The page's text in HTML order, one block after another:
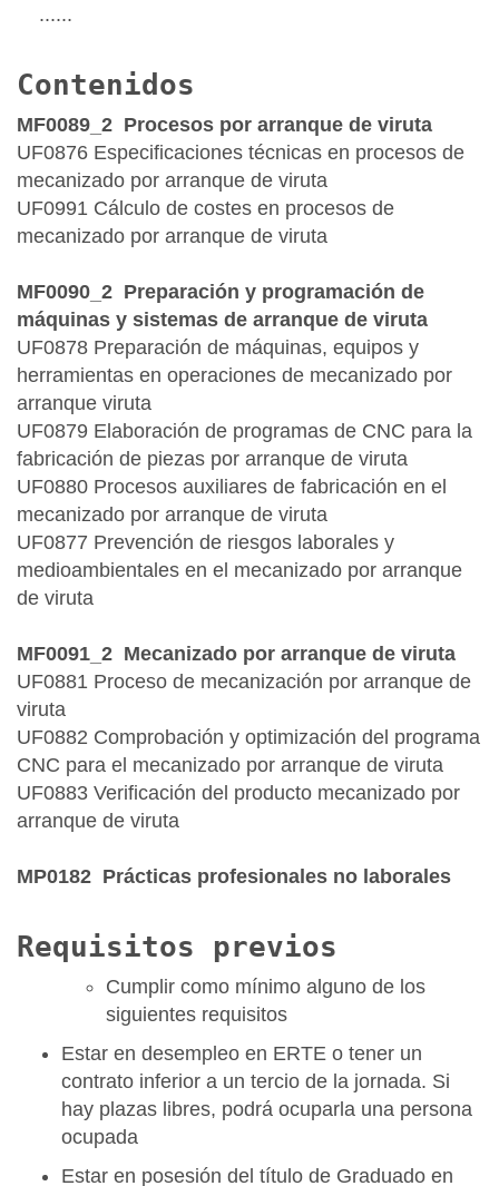
......
Contenidos
MF0089_2 Procesos por arranque de viruta
UF0876 Especificaciones técnicas en procesos de
mecanizado por arranque de viruta
UF0991 Cálculo de costes en procesos de
mecanizado por arranque de viruta
MF0090_2 Preparación y programación de
máquinas y sistemas de arranque de viruta
UF0878 Preparación de máquinas, equipos y
herramientas en operaciones de mecanizado por
arranque viruta
UF0879 Elaboración de programas de CNC para la
fabricación de piezas por arranque de viruta
UF0880 Procesos auxiliares de fabricación en el
mecanizado por arranque de viruta
UF0877 Prevención de riesgos laborales y
medioambientales en el mecanizado por arranque
de viruta
MF0091_2 Mecanizado por arranque de viruta
UF0881 Proceso de mecanización por arranque de
viruta
UF0882 Comprobación y optimización del programa
CNC para el mecanizado por arranque de viruta
UF0883 Verificación del producto mecanizado por
arranque de viruta
MP0182 Prácticas profesionales no laborales
Requisitos previos
Cumplir como mínimo alguno de los
siguientes requisitos
Estar en desempleo en ERTE o tener un
contrato inferior a un tercio de la jornada. Si
hay plazas libres, podrá ocuparla una persona
ocupada
Estar en posesión del título de Graduado en